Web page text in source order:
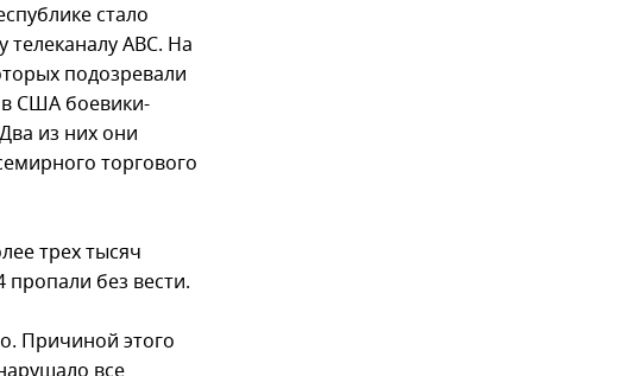
стало
телеканалу ABC. На
подозревали
в США боевики-
из них они
торгового
трех тысяч
без вести.
Причиной этого